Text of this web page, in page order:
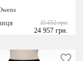
35 652 грн.
24 957 грн.